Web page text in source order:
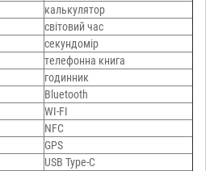
калькулятор
світовий час
секундомір
телефонна книга
годинник
Bluetooth
WI-FI
NFC
GPS
USB Type-C